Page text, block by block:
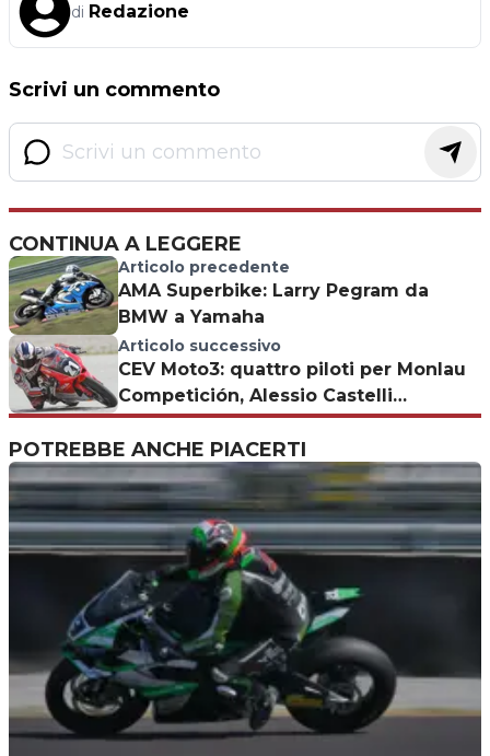
di Redazione
Scrivi un commento
CONTINUA A LEGGERE
Articolo precedente
AMA Superbike: Larry Pegram da
BMW a Yamaha
Articolo successivo
CEV Moto3: quattro piloti per Monlau
Competición, Alessio Castelli
all'esordio
POTREBBE ANCHE PIACERTI